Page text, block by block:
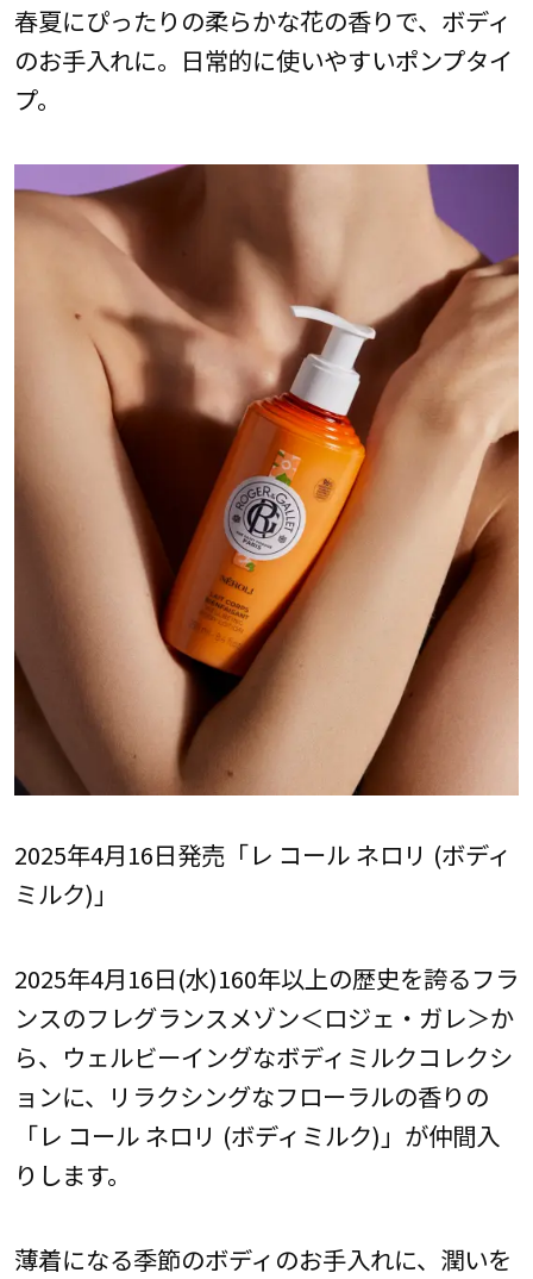
春夏にぴったりの柔らかな花の香りで、ボディ
のお手入れに。日常的に使いやすいポンプタイ
プ。
2025年4月16日発売「レ コール ネロリ (ボディ
ミルク)」
2025年4月16日(水)――160年以上の歴史を誇るフラ
ンスのフレグランスメゾン＜ロジェ・ガレ＞か
ら、ウェルビーイングなボディミルクコレクシ
ョンに、リラクシングなフローラルの香りの
「レ コール ネロリ (ボディミルク)」が仲間入
りします。
薄着になる季節のボディのお手入れに、潤いを